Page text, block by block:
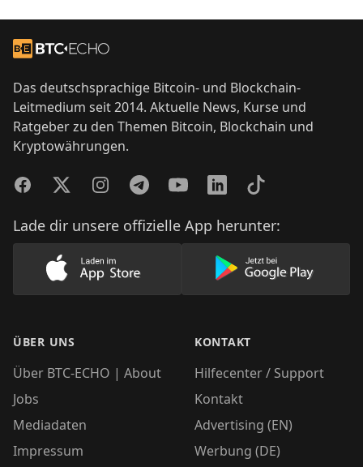
Zur Startseite
Das deutschsprachige Bitcoin- und Blockchain-
Leitmedium seit 2014. Aktuelle News, Kurse und
Ratgeber zu den Themen Bitcoin, Blockchain und
Kryptowährungen.
FacebookTwitterInstagramTelegramYouTubeLinkedInTikTok
Lade dir unsere offizielle App herunter:
Lade unsere App im AppStore herunter
Lade unsere
ÜBER UNS
Über BTC-ECHO | About
Jobs
Mediadaten
Impressum
KONTAKT
Hilfecenter / Support
Kontakt
Advertising (EN)
Werbung (DE)